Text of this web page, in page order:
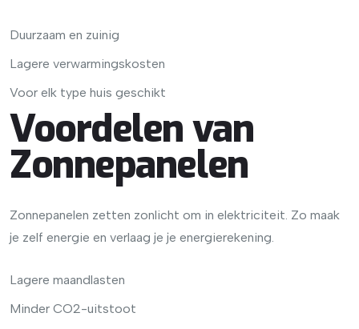
Duurzaam en zuinig
Lagere verwarmingskosten
Voor elk type huis geschikt
Voordelen van
Zonnepanelen
Zonnepanelen zetten zonlicht om in elektriciteit. Zo maak
je zelf energie en verlaag je je energierekening.
Lagere maandlasten
Minder CO2-uitstoot